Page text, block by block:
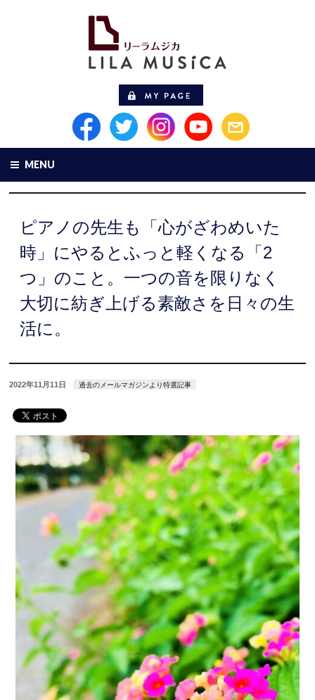
MENU
ピアノの先生も「心がざわめいた
時」にやるとふっと軽くなる「2
つ」のこと。一つの音を限りなく
大切に紡ぎ上げる素敵さを日々の生
活に。
2022年11月11日 過去のメールマガジンより特選記事